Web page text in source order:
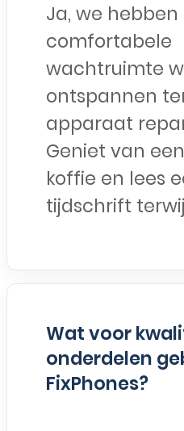
Ja, we hebben
comfortabele
wachtruimte
ontspannen
apparaat
Geniet van
koffie en lees
tijdschrift
Wat voor
onderdelen
FixPhones?